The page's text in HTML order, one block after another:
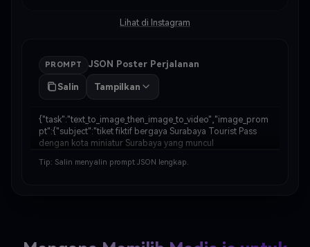
Lihat di Instagram
PROMPT JSON Poster Perjalanan
Salin Tampilkan
{"task":"text_to_image_then_image_to_video","image_prom
pt":{"subject":"tiket fiktif bergaya Surabaya Tourist Pass
dengan kota miniatur Surabaya yang muncul
Suramadu","coretan Jalan Tunjungan","coretan Monumen
Tip: Salin menyalin prompt JSON lengkap.